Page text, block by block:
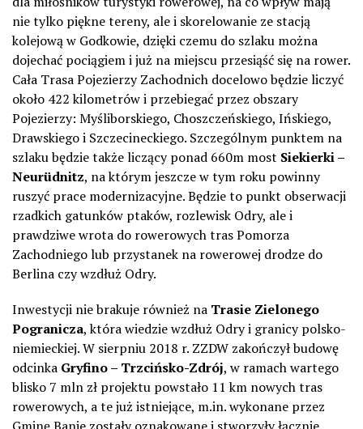
nie tylko piękne tereny, ale i skorelowanie ze stacją
kolejową w Godkowie, dzięki czemu do szlaku można
dojechać pociągiem i już na miejscu przesiąść się na rower.
Cała Trasa Pojezierzy Zachodnich docelowo będzie liczyć
około 422 kilometrów i przebiegać przez obszary
Pojezierzy: Myśliborskiego, Choszczeńskiego, Ińskiego,
Drawskiego i Szczecineckiego. Szczególnym punktem na
szlaku będzie także liczący ponad 660m most Siekierki –
Neurüdnitz, na którym jeszcze w tym roku powinny
ruszyć prace modernizacyjne. Będzie to punkt obserwacji
rzadkich gatunków ptaków, rozlewisk Odry, ale i
prawdziwe wrota do rowerowych tras Pomorza
Zachodniego lub przystanek na rowerowej drodze do
Berlina czy wzdłuż Odry.
Inwestycji nie brakuje również na Trasie Zielonego
Pogranicza, która wiedzie wzdłuż Odry i granicy polsko-
niemieckiej. W sierpniu 2018 r. ZZDW zakończył budowę
odcinka Gryfino – Trzcińsko-Zdrój, w ramach wartego
blisko 7 mln zł projektu powstało 11 km nowych tras
rowerowych, a te już istniejące, m.in. wykonane przez